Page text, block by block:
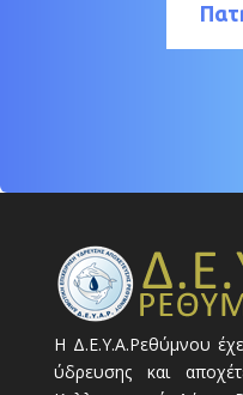
Η Δ.Ε.Υ.Α.Ρεθύμνου
ύδρευσης και